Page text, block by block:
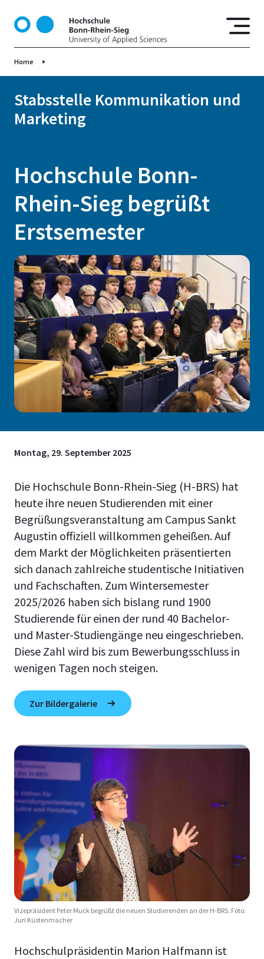
t
Home
Stabsstelle Kommunikation und
Marketing
Hochschule Bonn-
Rhein-Sieg begrüßt
Erstsemester
Montag, 29. September 2025
Die Hochschule Bonn-Rhein-Sieg (H-BRS) hat
heute ihre neuen Studierenden mit einer
Begrüßungsveranstaltung am Campus Sankt
Augustin offiziell willkommen geheißen. Auf
dem Markt der Möglichkeiten präsentierten
sich danach zahlreiche studentische Initiativen
und Fachschaften. Zum Wintersemester
2025/2026 haben sich bislang rund 1900
Studierende für einen der rund 40 Bachelor-
und Master-Studiengänge neu eingeschrieben.
Diese Zahl wird bis zum Bewerbungsschluss in
wenigen Tagen noch steigen.
Zur Bildergalerie
Vizepräsident Peter Muck begrüßt die neuen Studierenden an der H-BRS. Foto:
Juri Küstenmacher
Hochschulpräsidentin Marion Halfmann ist